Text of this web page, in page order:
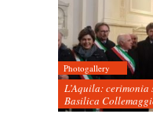
Photogallery
L’Aquila:
Basilica